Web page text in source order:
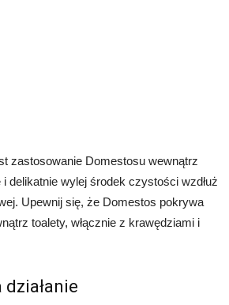
zastosowanie Domestosu wewnątrz
delikatnie wylej środek czystości wzdłuż
Upewnij się, że Domestos pokrywa
toalety, włącznie z krawędziami i
działanie